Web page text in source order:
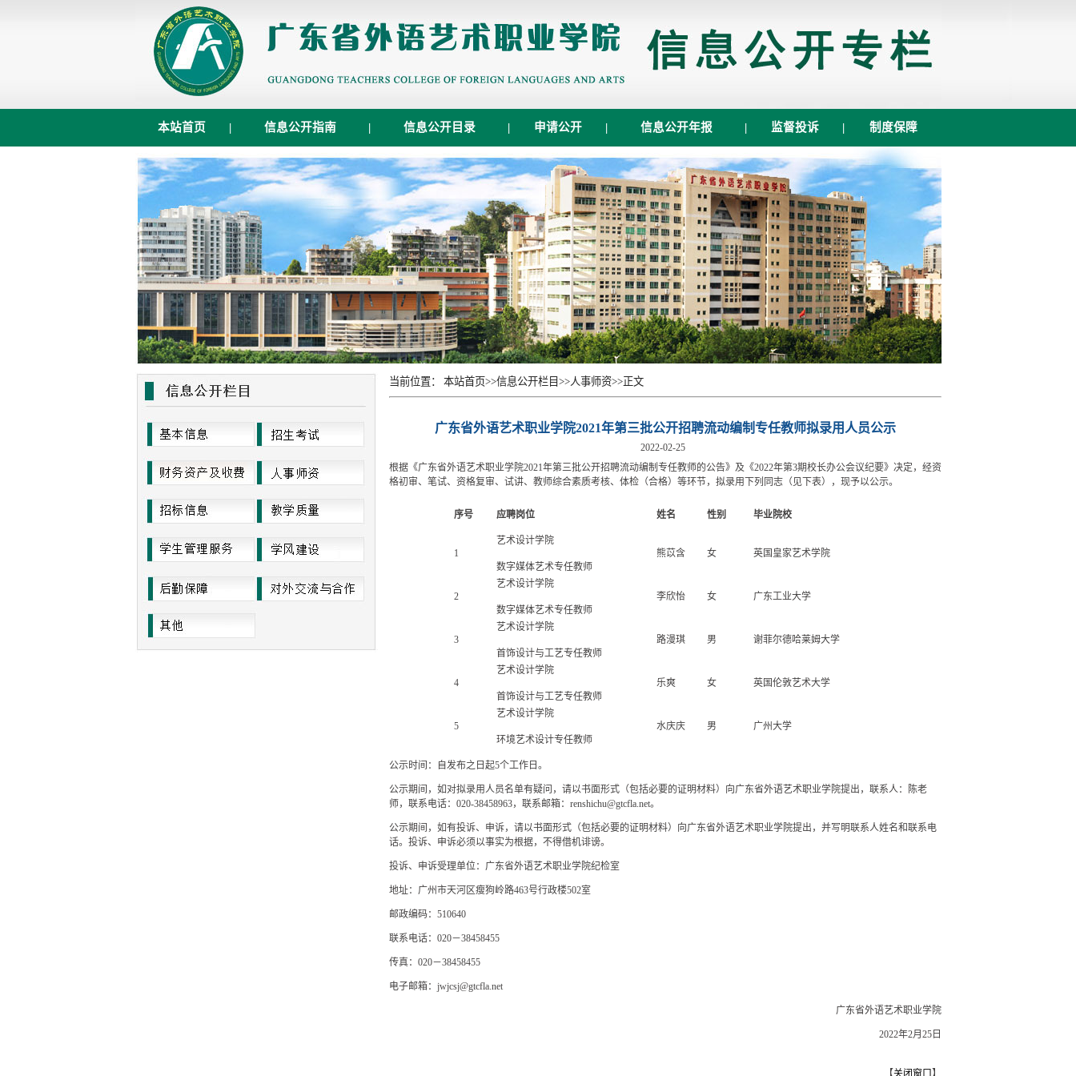
本站首页 | 信息公开指南 | 信息公开目录 | 申请公开 | 信息公开年报 | 监督投诉 | 制度保障
当前位置： 本站首页>>信息公开栏目>>人事师资>>正文
广东省外语艺术职业学院2021年第三批公开招聘流动编制专任教师拟录用人员公示
2022-02-25
根据《广东省外语艺术职业学院2021年第三批公开招聘流动编制专任教师的公告》及《2022年第3期校长办公会议纪要》决定，经资
格初审、笔试、资格复审、试讲、教师综合素质考核、体检（合格）等环节，拟录用下列同志（见下表），现予以公示。
序号 应聘岗位 姓名 性别 毕业院校
1
艺术设计学院
数字媒体艺术专任教师
熊苡含 女 英国皇家艺术学院
2
艺术设计学院
数字媒体艺术专任教师
李欣怡 女 广东工业大学
3
艺术设计学院
首饰设计与工艺专任教师
路漫琪 男 谢菲尔德哈莱姆大学
4
艺术设计学院
首饰设计与工艺专任教师
乐爽 女 英国伦敦艺术大学
5
艺术设计学院
环境艺术设计专任教师
水庆庆 男 广州大学
公示时间：自发布之日起5个工作日。
公示期间，如对拟录用人员名单有疑问，请以书面形式（包括必要的证明材料）向广东省外语艺术职业学院提出，联系人：陈老
师，联系电话：020-38458963，联系邮箱：renshichu@gtcfla.net。
公示期间，如有投诉、申诉，请以书面形式（包括必要的证明材料）向广东省外语艺术职业学院提出，并写明联系人姓名和联系电
话。投诉、申诉必须以事实为根据，不得借机诽谤。
投诉、申诉受理单位：广东省外语艺术职业学院纪检室
地址：广州市天河区瘦狗岭路463号行政楼502室
邮政编码：510640
联系电话：020－38458455
传真：020－38458455
电子邮箱：jwjcsj@gtcfla.net
广东省外语艺术职业学院
2022年2月25日
【关闭窗口 】